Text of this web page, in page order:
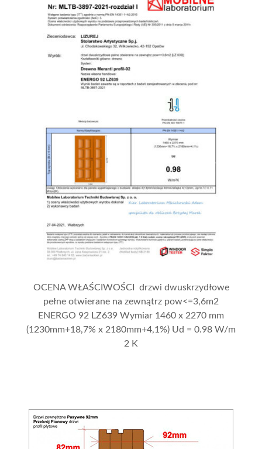
OCENA WŁAŚCIWOŚCI drzwi dwuskrzydłowe
pełne otwierane na zewnątrz pow<=3,6m2
ENERGO 92 LZ639 Wymiar 1460 x 2270 mm
(1230mm+18,7% x 2180mm+4,1%) Ud = 0.98 W/m
2 K